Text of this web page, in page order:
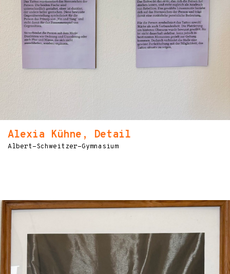
Alexia Kühne, Detail
Albert-Schweitzer-Gymnasium